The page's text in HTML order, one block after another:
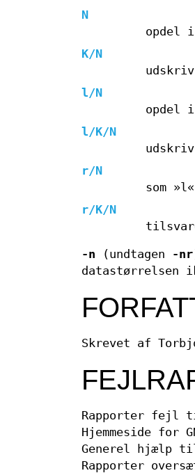
N
opdel
K/N
l/N
opdel
l/K/N
r/N
som
r/K/N
-n (undtagen -nr
datastørrelsen
Skrevet af
Rapporter fejl
Hjemmeside for
Generel hjælp til
Rapporter